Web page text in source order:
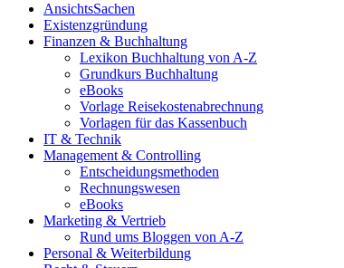
AnsichtsSachen
Existenzgründung
Finanzen & Buchhaltung
Lexikon Buchhaltung von A-Z
Grundkurs Buchhaltung
eBooks
Vorlage Reisekostenabrechnung
Vorlagen für das Kassenbuch
IT & Technik
Management & Controlling
Entscheidungsmethoden
Rechnungswesen
eBooks
Marketing & Vertrieb
Rund ums Bloggen von A-Z
Personal & Weiterbildung